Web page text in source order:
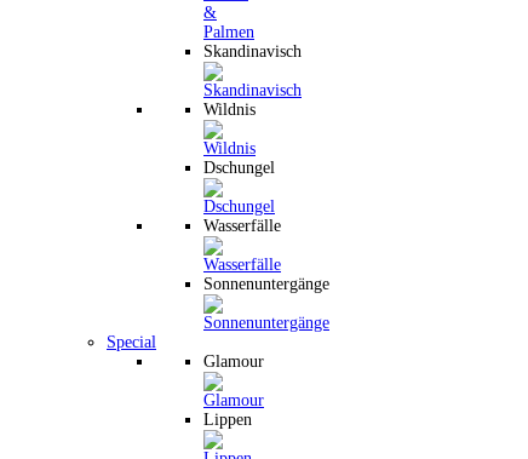
Skandinavisch
Wildnis
Dschungel
Wasserfälle
Sonnenuntergänge
Special
Glamour
Lippen